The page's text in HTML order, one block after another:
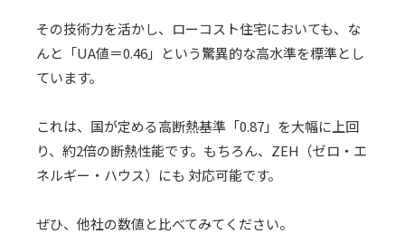
その技術力を活かし、ローコスト住宅においても、な
んと「UA値＝0.46」という驚異的な高水準を標準とし
ています。
これは、国が定める高断熱基準「0.87」を大幅に上回
り、約2倍の断熱性能です。もちろん、ZEH（ゼロ・エ
ネルギー・ハウス）にも 対応可能です。
ぜひ、他社の数値と比べてみてください。